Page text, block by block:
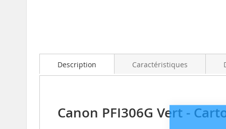
beginningDescription
Canon PFI306G Vert -
Caractéristiques